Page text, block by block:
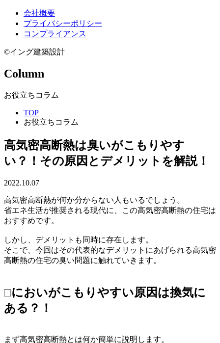
会社概要
プライバシーポリシー
コンプライアンス
©イング建築設計
Column
お役立ちコラム
TOP
お役立ちコラム
高気密高断熱は臭いがこもりやす
い？！その原因とデメリットを解説！
2022.10.07
高気密高断熱が何か分からない人もいるでしょう。
省エネ生活が推奨される現代に、この高気密高断熱の住宅は
おすすめです。
しかし、デメリットも同時に存在します。
そこで、今回はその代表的なデメリットにあげられる高気密
高断熱の住宅の臭い問題に触れていきます。
□においがこもりやすい原因は換気に
ある？！
まず高気密高断熱とは何か簡単に説明します。